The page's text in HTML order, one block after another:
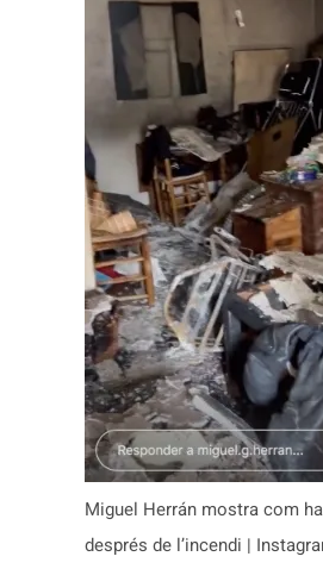
Miguel Herrán mostra com
després de l’incendi |